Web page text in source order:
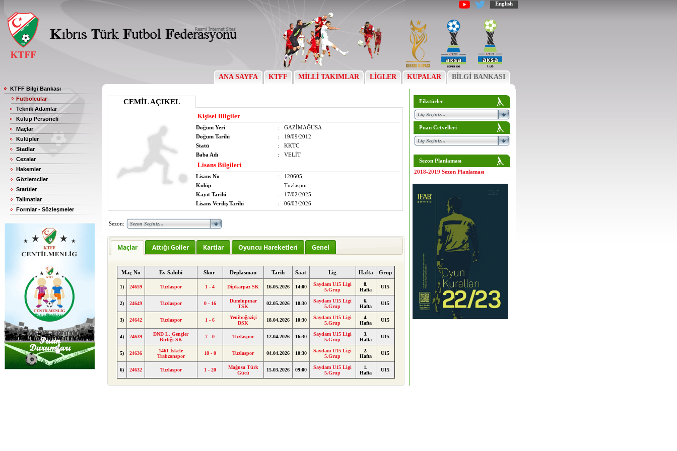
English
ANA SAYFA KTFF MİLLİ TAKIMLAR LİGLER KUPALAR BİLGİ BANKASI
KTFF Bilgi Bankası
Futbolcular
Teknik Adamlar
Kulüp Personeli
Maçlar
Kulüpler
Stadlar
Cezalar
Hakemler
Gözlemciler
Statüler
Talimatlar
Formlar - Sözleşmeler
CEMİL AÇIKEL
Kişisel Bilgiler
Doğum Yeri :
GAZİMAĞUSA
Doğum Tarihi
:
19/09/2012
Statü
:
KKTC
Baba Adı
: VELİT
Lisans Bilgileri
Lisans No :
120605
Kulüp
:
Tuzlaspor
Kayıt Tarihi
:
17/02/2025
Lisans Veriliş Tarihi
: 06/03/2026
Sezon:
Maçlar Attığı Goller Kartlar Oyuncu Hareketleri Genel
Maç No Ev Sahibi Skor Deplasman Tarih Saat Lig Hafta Grup
1) 24659 Tuzlaspor 1 - 4 Dipkarpaz SK 16.05.2026 14:00
Saydam U15 Ligi
5.Grup
8.
Hafta
U15
2) 24649 Tuzlaspor 0 - 16
Dumlupınar
TSK
02.05.2026 10:30
Saydam U15 Ligi
5.Grup
6.
Hafta
U15
3) 24642 Tuzlaspor 1 - 6
Yeniboğaziçi
DSK
18.04.2026 10:30
Saydam U15 Ligi
5.Grup
4.
Hafta
U15
4) 24639
DND L. Gençler
Birliği SK
7 - 0 Tuzlaspor 12.04.2026 16:30
Saydam U15 Ligi
5.Grup
3.
Hafta
U15
5) 24636
1461 İskele
Trabzonspor
18 - 0 Tuzlaspor 04.04.2026 10:30
Saydam U15 Ligi
5.Grup
2.
Hafta
U15
6) 24632 Tuzlaspor 1 - 20
Mağusa Türk
Gücü
15.03.2026 09:00
Saydam U15 Ligi
5.Grup
1.
Hafta
U15
Fikstürler
Puan Cetvelleri
Sezon Planlaması
2018-2019 Sezon Planlaması